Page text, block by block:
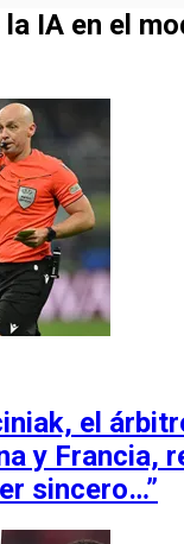
IA en el
el
y Francia,
sincero…”